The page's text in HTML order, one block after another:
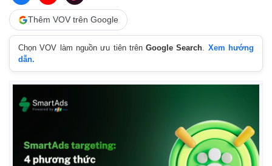
Thêm VOV trên Google
Chọn VOV làm nguồn ưu tiên trênGoogle Search. Xem hướng
dẫn.